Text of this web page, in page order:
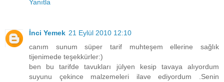
Yanıtla
İnci Yemek 21 Eylül 2010 12:10
canım sunum süper tarif muhteşem ellerine sağlık
tijenimede teşekkürler:)
ben bu tarifde tavukları jülyen kesip tavaya alıyordum
suyunu çekince malzemeleri ilave ediyordum .Senin